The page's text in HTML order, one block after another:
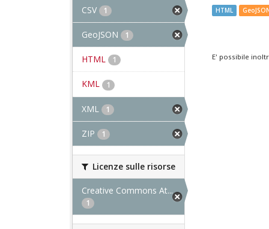
CSV 1
GeoJSON 1
HTML 1
KML 1
XML 1
ZIP 1
Licenze sulle risorse
Creative Commons At...
1
HTML
E' possibile